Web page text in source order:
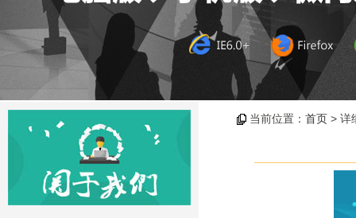
当前位置： 首页 > 详